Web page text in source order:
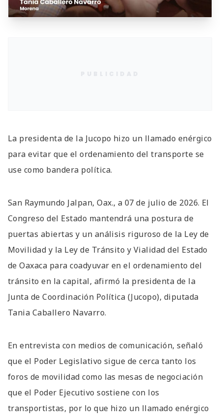
La presidenta de la Jucopo hizo un llamado enérgico
para evitar que el ordenamiento del transporte se
use como bandera política.
San Raymundo Jalpan, Oax., a 07 de julio de 2026. El
Congreso del Estado mantendrá una postura de
puertas abiertas y un análisis riguroso de la Ley de
Movilidad y la Ley de Tránsito y Vialidad del Estado
de Oaxaca para coadyuvar en el ordenamiento del
tránsito en la capital, afirmó la presidenta de la
Junta de Coordinación Política (Jucopo), diputada
Tania Caballero Navarro.
En entrevista con medios de comunicación, señaló
que el Poder Legislativo sigue de cerca tanto los
foros de movilidad como las mesas de negociación
que el Poder Ejecutivo sostiene con los
transportistas, por lo que hizo un llamado enérgico